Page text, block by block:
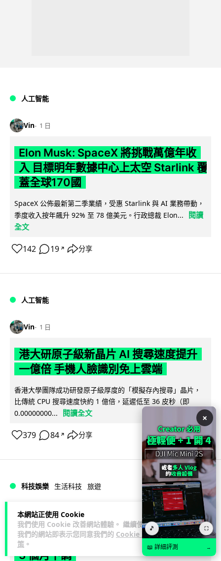
本網站正使用 Cookie
我們使用 Cookie 改善網站體驗。 繼續使用
我們的網站即表示您同意我們的 Cookie 政
策 。
人工智能
Vin 1 日
Elon Musk: SpaceX 將挑戰萬億年收
入 目標明年數據中心上太空 Starlink 覆
蓋全球170國
SpaceX 公佈最新第二季業績，受惠 Starlink 與 AI 業務帶動，
季度收入按年飆升 92% 至 78 億美元。行政總裁 Elon...
閱讀
全文
142 19 ↗ 分享
人工智能
Vin 1 日
港大研原子級新晶片 AI 搜尋速度提升
一億倍 手機人臉識別免上雲端
香港大學團隊成功研發原子級厚度的「模擬存內搜尋」晶片，
比傳統 CPU 搜尋速度快約 1 億倍，延遲低至 36 皮秒（即
0.00000000...
閱讀全文
379 84 ↗ 分享
科技娛樂 生活科技 旅遊
Lawton 1 日
中國大陸航線燃油附加費今日再降 連續
3 個月下調
×
🎵 ⛶
📖 詳細評測 →